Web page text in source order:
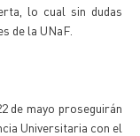
lo cual sin dudas
de la UNaF.
de mayo proseguirán
Universitaria con el